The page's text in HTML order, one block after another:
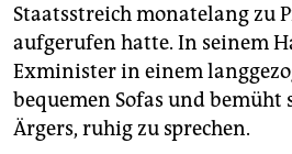
Staatsstreich monatelang zu
aufgerufen hatte. In seinem
Exminister in einem
bequemen Sofas und bemüht
Ärgers, ruhig zu sprechen.